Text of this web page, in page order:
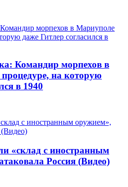
Командир морпехов в
на которую
в 1940
«склад с иностранным
Россия (Видео)